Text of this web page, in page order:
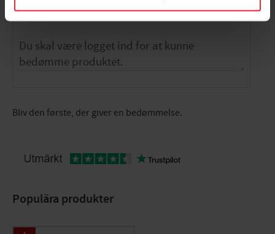
Dig
Bliv den første, der giver en bedømmelse.
Populära produkter